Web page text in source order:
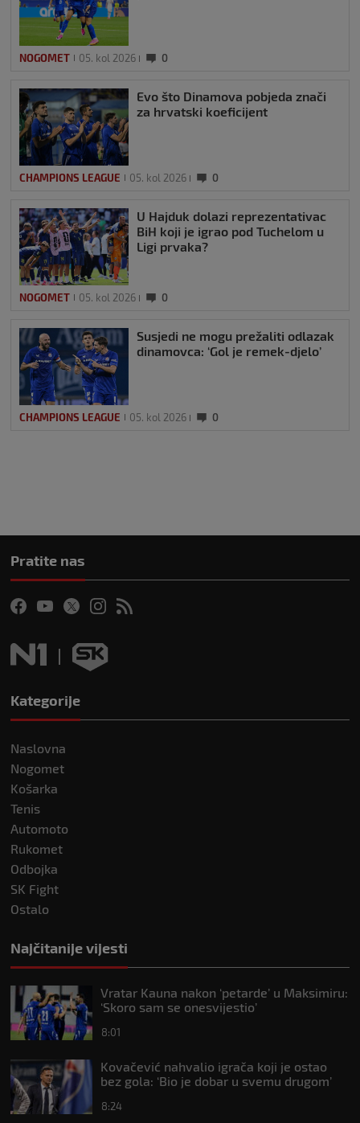
NOGOMET 05. kol 2026 0
Evo što Dinamova pobjeda znači
za hrvatski koeficijent
CHAMPIONS LEAGUE 05. kol 2026 0
U Hajduk dolazi reprezentativac
BiH koji je igrao pod Tuchelom u
Ligi prvaka?
NOGOMET 05. kol 2026 0
Susjedi ne mogu prežaliti odlazak
dinamovca: ‘Gol je remek-djelo’
CHAMPIONS LEAGUE 05. kol 2026 0
Pratite nas
Kategorije
Naslovna
Nogomet
Košarka
Tenis
Automoto
Rukomet
Odbojka
SK Fight
Ostalo
Najčitanije vijesti
Vratar Kauna nakon ‘petarde’ u Maksimiru:
‘Skoro sam se onesvijestio’
8:01
Kovačević nahvalio igrača koji je ostao
bez gola: ‘Bio je dobar u svemu drugom’
8:24